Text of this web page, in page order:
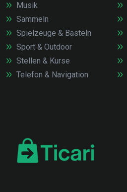
Musik
Sammeln
Spielzeuge & Basteln
Sport & Outdoor
Stellen & Kurse
Telefon & Navigation